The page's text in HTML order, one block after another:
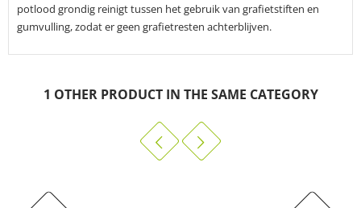
potlood grondig reinigt tussen het gebruik van grafietstiften en
gumvulling, zodat er geen grafietresten achterblijven.
1 OTHER PRODUCT IN THE SAME CATEGORY